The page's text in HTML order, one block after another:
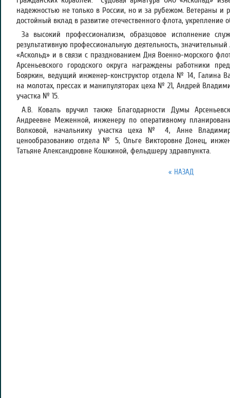
надежностью не только в России, но и за рубежом. Ветераны и
достойный вклад в развитие отечественного флота,
За высокий профессионализм, образцовое исполнение
результативную профессиональную деятельность,
«Аскольд» и в связи с празднованием Дня Военно-морского
Арсеньевского городского округа награждены работники
Бояркин, ведущий инженер-конструктор отдела № 14, Галина
на молотах, прессах и манипуляторах цеха № 21, Андрей
участка № 15.
А.В. Коваль вручил также Благодарности Думы
Андреевне Меженной, инженеру по оперативному
Волковой, начальнику участка цеха № 4, Анне
ценообразованию отдела № 5, Ольге Викторовне Донец,
Татьяне Александровне Кошкиной, фельдшеру здравпункта.
« НАЗАД